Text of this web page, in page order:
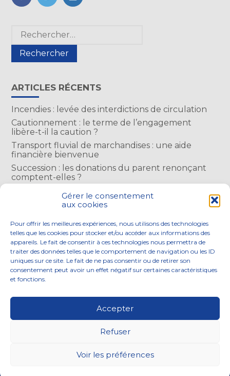
Gérer le consentement
aux cookies
Pour offrir les meilleures expériences, nous utilisons des technologies
telles que les cookies pour stocker et/ou accéder aux informations des
appareils. Le fait de consentir à ces technologies nous permettra de
traiter des données telles que le comportement de navigation ou les ID
uniques sur ce site. Le fait de ne pas consentir ou de retirer son
consentement peut avoir un effet négatif sur certaines caractéristiques
et fonctions.
Accepter
Refuser
Voir les préférences
FaceBook
TwitterLinkedIn
Blog
sidebar
Rechercher :
ARTICLES RÉCENTS
Incendies : levée des interdictions de circulation
Cautionnement : le terme de l’engagement
libère-t-il la caution ?
Transport fluvial de marchandises : une aide
financière bienvenue
Succession : les donations du parent renonçant
comptent-elles ?
Encadrement des loyers : une année de plus
COMMENTAIRES RÉCENTS
FooterNOS ENGAGEMENTS
SOLUTIONS NUMÉRIQUES
ACTUALITÉS
NOUS REJOINDRE
CONTACTEZ-NOUS